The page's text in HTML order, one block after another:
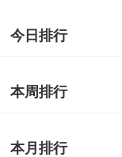
今日排行
本周排行
本月排行